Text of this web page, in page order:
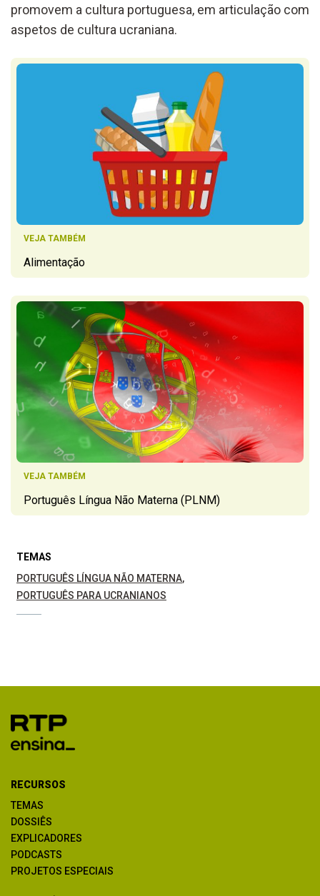
promovem a cultura portuguesa, em articulação com
aspetos de cultura ucraniana.
VEJA TAMBÉM
Alimentação
VEJA TAMBÉM
Português Língua Não Materna (PLNM)
TEMAS
PORTUGUÊS LÍNGUA NÃO MATERNA
PORTUGUÊS PARA UCRANIANOS
RECURSOS
TEMAS
DOSSIÊS
EXPLICADORES
PODCASTS
PROJETOS ESPECIAIS